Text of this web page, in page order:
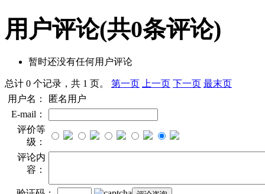
用户评论(共0条评论)
暂时还没有任何用户评论
总计 0 个记录，共 1 页。 第一页 上一页 下一页 最末页
用户名：
匿名用户
E-mail：
评价等
级：
评论内
容：